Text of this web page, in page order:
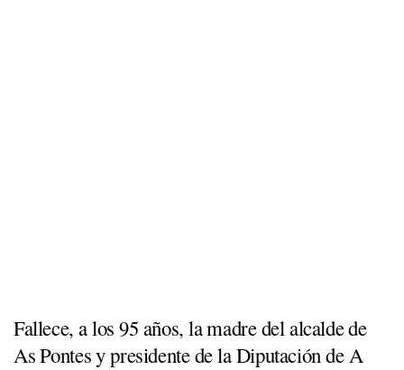
Fallece, a los 95 años, la madre del alcalde de
As Pontes y presidente de la Diputación de A